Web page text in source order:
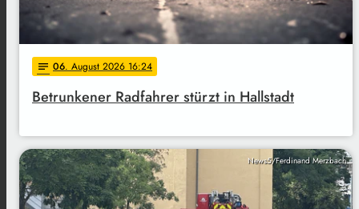
notes 06. August 2026 16:24
Betrunkener Radfahrer stürzt in Hallstadt
News5/Ferdinand Merzbach